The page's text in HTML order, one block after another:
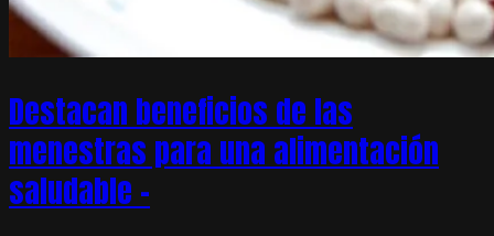
Destacan beneficios de las
menestras para una alimentación
saludable –